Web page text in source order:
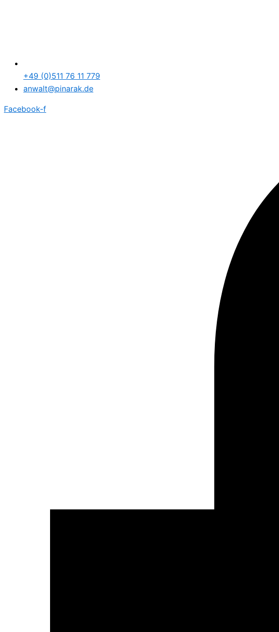
+49 (0)511 76 11 779
anwalt@pinarak.de
Facebook-f